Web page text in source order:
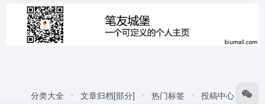
分类大全 文章归档[部分] 热门标签 投稿中心